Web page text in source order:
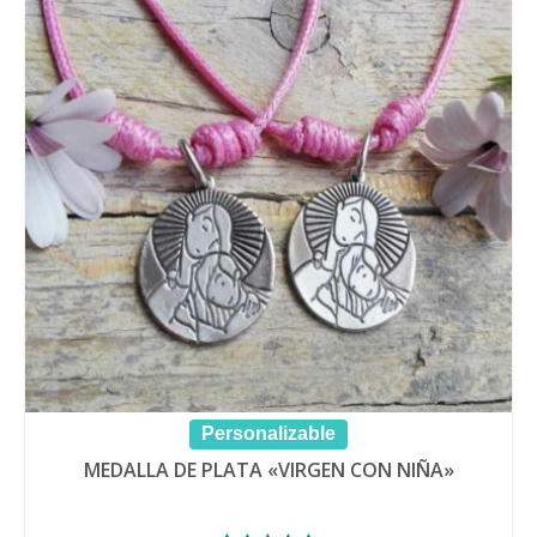
Personalizable
MEDALLA DE PLATA «VIRGEN CON NIÑA»